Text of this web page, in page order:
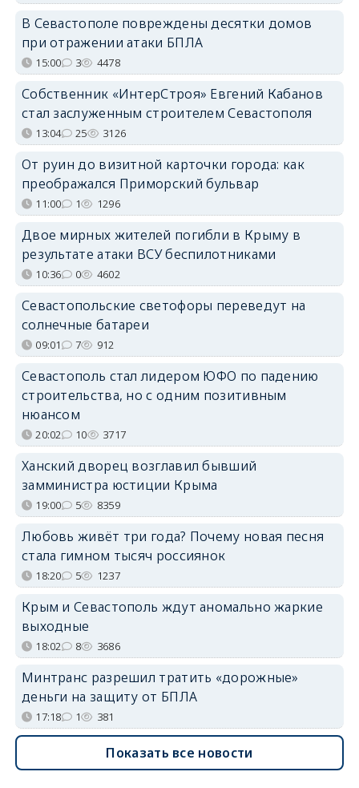
В Севастополе повреждены десятки домов
при отражении атаки БПЛА
15:00 3 4478
Собственник «ИнтерСтроя» Евгений Кабанов
стал заслуженным строителем Севастополя
13:04 25 3126
От руин до визитной карточки города: как
преображался Приморский бульвар
11:00 1 1296
Двое мирных жителей погибли в Крыму в
результате атаки ВСУ беспилотниками
10:36 0 4602
Севастопольские светофоры переведут на
солнечные батареи
09:01 7 912
Севастополь стал лидером ЮФО по падению
строительства, но с одним позитивным
нюансом
20:02 10 3717
Ханский дворец возглавил бывший
замминистра юстиции Крыма
19:00 5 8359
Любовь живёт три года? Почему новая песня
стала гимном тысяч россиянок
18:20 5 1237
Крым и Севастополь ждут аномально жаркие
выходные
18:02 8 3686
Минтранс разрешил тратить «дорожные»
деньги на защиту от БПЛА
17:18 1 381
Показать все новости